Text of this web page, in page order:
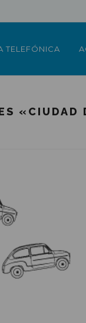
TELEFÓNICA
«CIUDAD